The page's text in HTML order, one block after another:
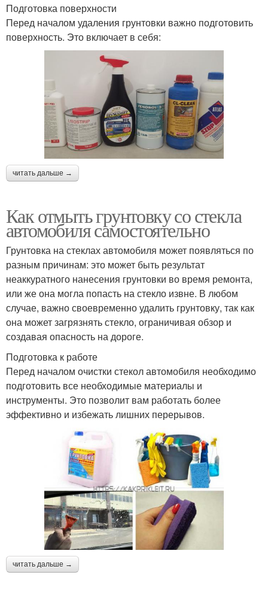
Подготовка поверхности
Перед началом удаления грунтовки важно подготовить
поверхность. Это включает в себя:
читать дальше →
Как отмыть грунтовку со стекла
автомобиля самостоятельно
Грунтовка на стеклах автомобиля может появляться по
разным причинам: это может быть результат
неаккуратного нанесения грунтовки во время ремонта,
или же она могла попасть на стекло извне. В любом
случае, важно своевременно удалить грунтовку, так как
она может загрязнять стекло, ограничивая обзор и
создавая опасность на дороге.
Подготовка к работе
Перед началом очистки стекол автомобиля необходимо
подготовить все необходимые материалы и
инструменты. Это позволит вам работать более
эффективно и избежать лишних перерывов.
читать дальше →